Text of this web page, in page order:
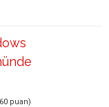
puan)